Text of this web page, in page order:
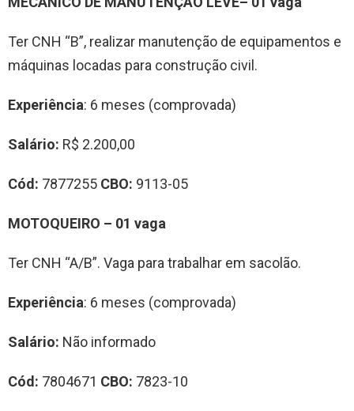
Ter CNH “B”, realizar manutenção de equipamentos e
máquinas locadas para construção civil.
Experiência: 6 meses (comprovada)
Salário: R$ 2.200,00
Cód: 7877255 CBO: 9113-05
MOTOQUEIRO – 01 vaga
Ter CNH “A/B”. Vaga para trabalhar em sacolão.
Experiência: 6 meses (comprovada)
Salário: Não informado
Cód: 7804671 CBO: 7823-10